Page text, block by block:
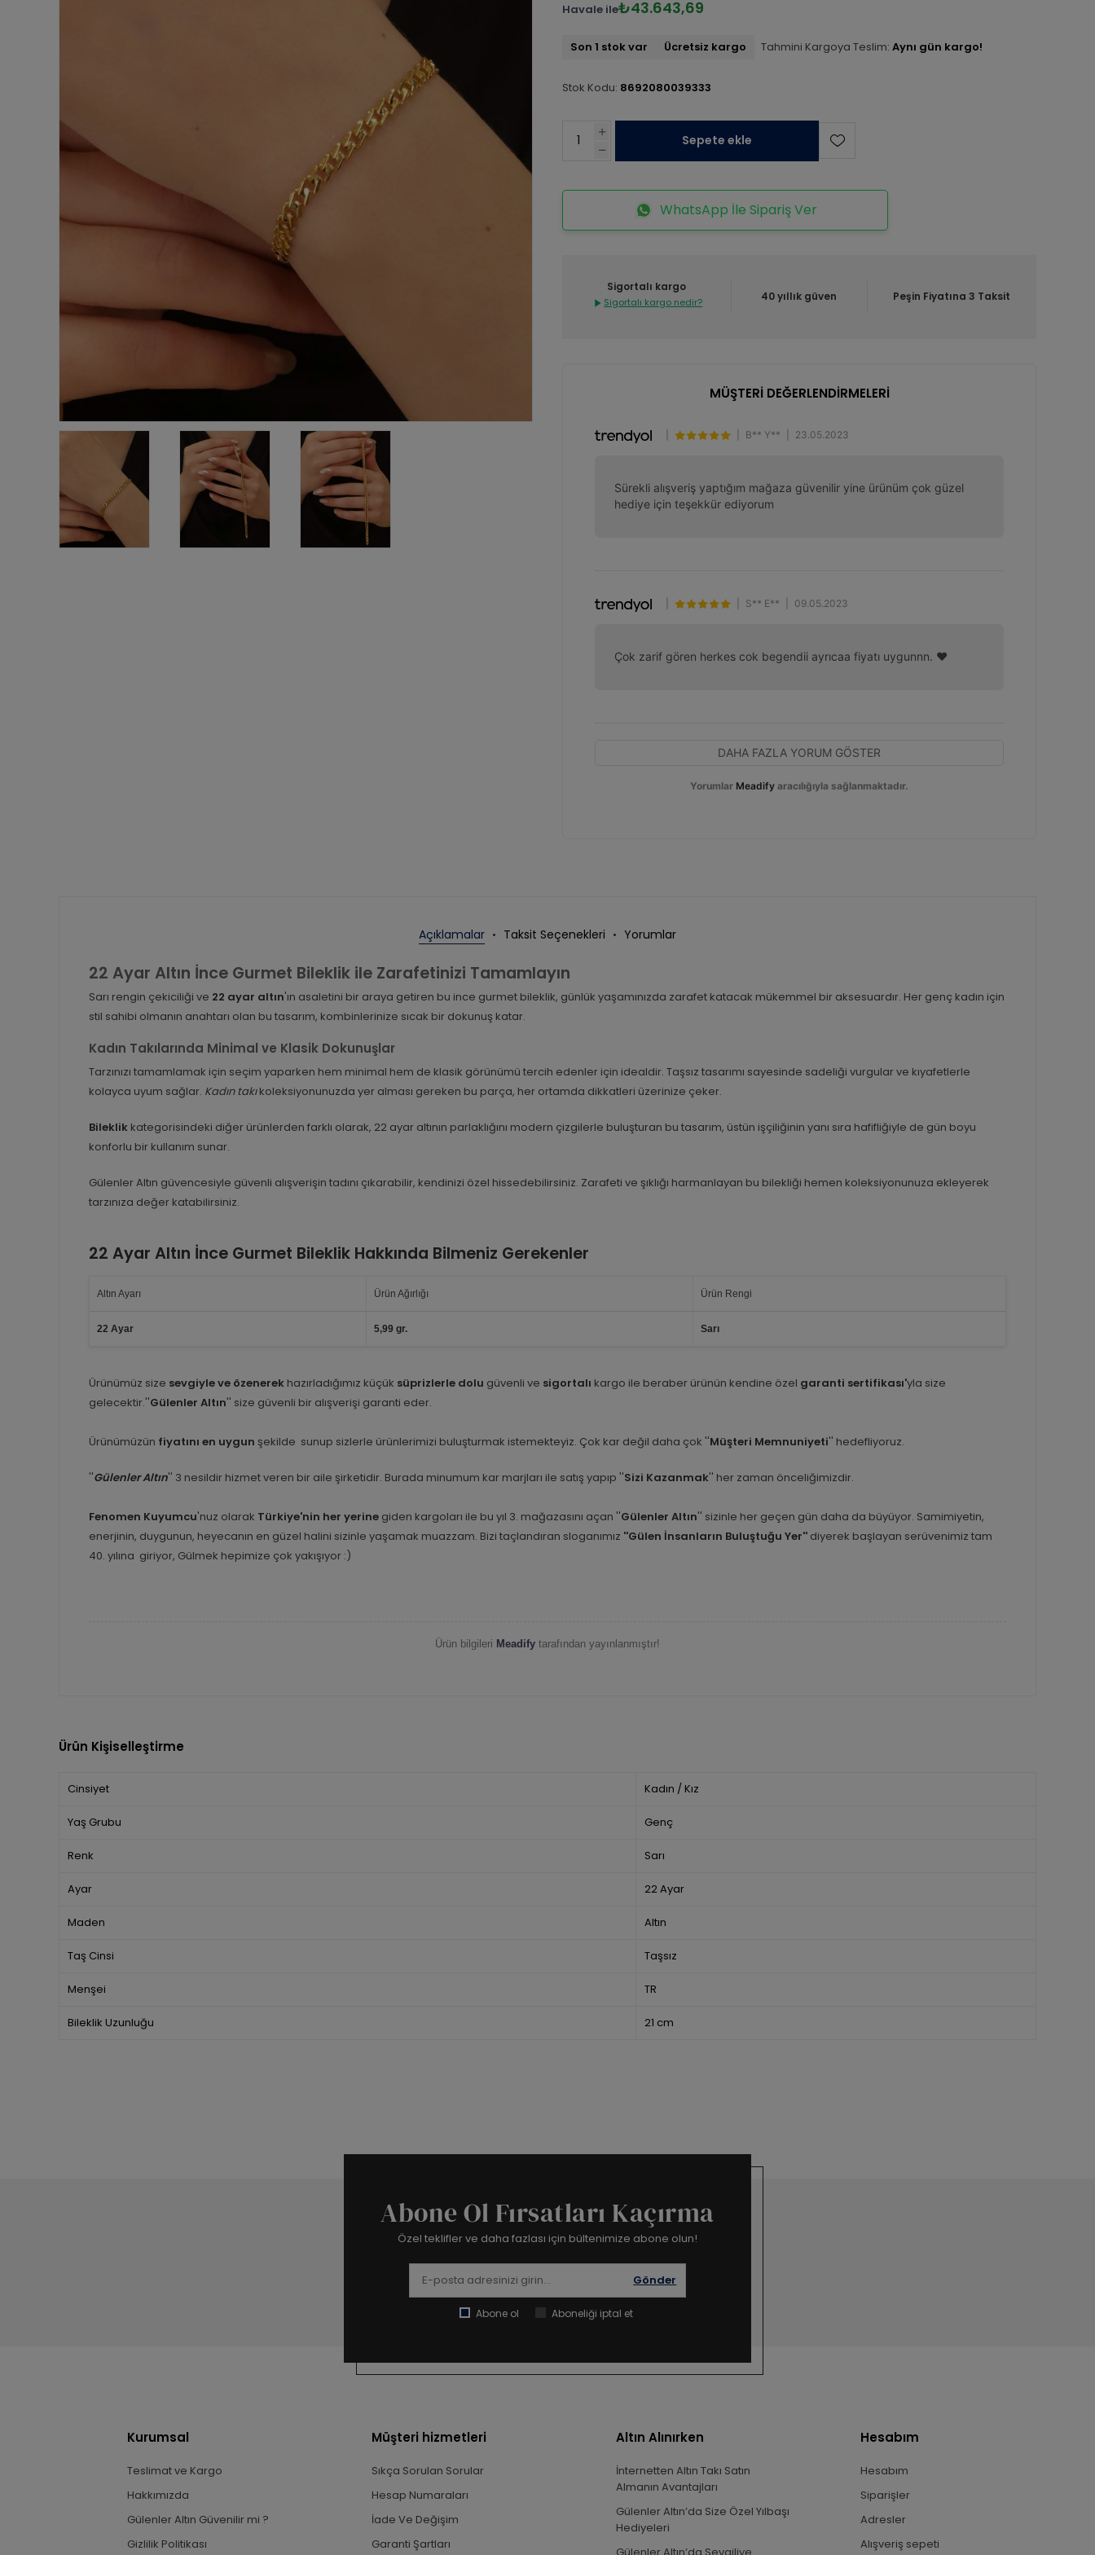
Havale ile₺43.643,69
Son 1 stok var Ücretsiz kargo Tahmini Kargoya Teslim: Aynı gün kargo!
Stok Kodu: 8692080039333
Sepete ekle
WhatsApp İle Sipariş Ver
Sigortalı kargo
Sigortalı kargo nedir? 40 yıllık güven Peşin Fiyatına 3 Taksit
MÜŞTERİ DEĞERLENDİRMELERİ
B** Y** 23.05.2023
Sürekli alışveriş yaptığım mağaza güvenilir yine ürünüm çok güzel
hediye için teşekkür ediyorum
S** E** 09.05.2023
Çok zarif gören herkes cok begendii ayrıcaa fiyatı uygunnn. ❤️
DAHA FAZLA YORUM GÖSTER
Yorumlar Meadify aracılığıyla sağlanmaktadır.
Açıklamalar Taksit Seçenekleri Yorumlar
22 Ayar Altın İnce Gurmet Bileklik ile Zarafetinizi Tamamlayın
Sarı rengin çekiciliği ve 22 ayar altın'ın asaletini bir araya getiren bu ince gurmet bileklik, günlük yaşamınızda zarafet katacak mükemmel bir aksesuardır. Her genç kadın için
stil sahibi olmanın anahtarı olan bu tasarım, kombinlerinize sıcak bir dokunuş katar.
Kadın Takılarında Minimal ve Klasik Dokunuşlar
Tarzınızı tamamlamak için seçim yaparken hem minimal hem de klasik görünümü tercih edenler için idealdir. Taşsız tasarımı sayesinde sadeliği vurgular ve kıyafetlerle
kolayca uyum sağlar. Kadın takıkoleksiyonunuzda yer alması gereken bu parça, her ortamda dikkatleri üzerinize çeker.
Bileklik kategorisindeki diğer ürünlerden farklı olarak, 22 ayar altının parlaklığını modern çizgilerle buluşturan bu tasarım, üstün işçiliğinin yanı sıra hafifliğiyle de gün boyu
konforlu bir kullanım sunar.
Gülenler Altın güvencesiyle güvenli alışverişin tadını çıkarabilir, kendinizi özel hissedebilirsiniz. Zarafeti ve şıklığı harmanlayan bu bilekliği hemen koleksiyonunuza ekleyerek
tarzınıza değer katabilirsiniz.
22 Ayar Altın İnce Gurmet Bileklik Hakkında Bilmeniz Gerekenler
Altın Ayarı Ürün Ağırlığı Ürün Rengi
22 Ayar 5,99 gr. Sarı
Ürünümüz size sevgiyle ve özenerek hazırladığımız küçük süprizlerle dolu güvenli ve sigortalı kargo ile beraber ürünün kendine özel garanti sertifikası'yla size
gelecektir.''Gülenler Altın'' size güvenli bir alışverişi garanti eder.
Ürünümüzün fiyatını en uygun şekilde sunup sizlerle ürünlerimizi buluşturmak istemekteyiz. Çok kar değil daha çok ''Müşteri Memnuniyeti'' hedefliyoruz.
''Gülenler Altın'' 3 nesildir hizmet veren bir aile şirketidir. Burada minumum kar marjları ile satış yapıp ''Sizi Kazanmak'' her zaman önceliğimizdir.
Fenomen Kuyumcu'nuz olarak Türkiye'nin her yerine giden kargoları ile bu yıl 3. mağazasını açan ''Gülenler Altın'' sizinle her geçen gün daha da büyüyor. Samimiyetin,
enerjinin, duygunun, heyecanın en güzel halini sizinle yaşamak muazzam. Bizi taçlandıran sloganımız ''Gülen İnsanların Buluştuğu Yer'' diyerek başlayan serüvenimiz tam
40. yılına giriyor, Gülmek hepimize çok yakışıyor :)
Ürün bilgileri Meadify tarafından yayınlanmıştır!
Ürün Kişiselleştirme
Cinsiyet Kadın / Kız
Yaş Grubu Genç
Renk Sarı
Ayar 22 Ayar
Maden Altın
Taş Cinsi Taşsız
Menşei TR
Bileklik Uzunluğu 21 cm
Abone Ol Fırsatları Kaçırma
Özel teklifler ve daha fazlası için bültenimize abone olun!
Gönder
Abone ol Aboneliği iptal et
Kurumsal
Teslimat ve Kargo
Hakkımızda
Gülenler Altın Güvenilir mi ?
Gizlilik Politikası
Müşteri hizmetleri
Sıkça Sorulan Sorular
Hesap Numaraları
İade Ve Değişim
Garanti Şartları
Altın Alınırken
İnternetten Altın Takı Satın
Almanın Avantajları
Gülenler Altın’da Size Özel Yılbaşı
Hediyeleri
Gülenler Altın’da Sevgiliye
Hesabım
Hesabım
Siparişler
Adresler
Alışveriş sepeti